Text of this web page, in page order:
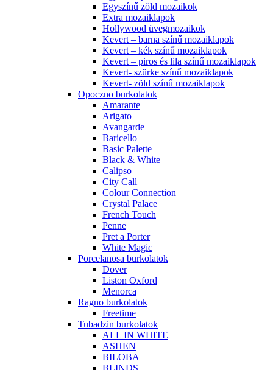
Egyszínű zöld mozaikok
Extra mozaiklapok
Hollywood üvegmozaikok
Kevert – barna színű mozaiklapok
Kevert – kék színű mozaiklapok
Kevert – piros és lila színű mozaiklapok
Kevert- szürke színű mozaiklapok
Kevert- zöld színű mozaiklapok
Opoczno burkolatok
Amarante
Arigato
Avangarde
Baricello
Basic Palette
Black & White
Calipso
City Call
Colour Connection
Crystal Palace
French Touch
Penne
Pret a Porter
White Magic
Porcelanosa burkolatok
Dover
Liston Oxford
Menorca
Ragno burkolatok
Freetime
Tubadzin burkolatok
ALL IN WHITE
ASHEN
BILOBA
BLINDS